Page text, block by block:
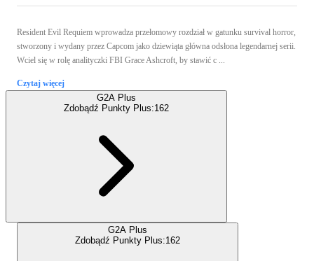
Resident Evil Requiem wprowadza przełomowy rozdział w gatunku survival horror,
stworzony i wydany przez Capcom jako dziewiąta główna odsłona legendarnej serii.
Wciel się w rolę analityczki FBI Grace Ashcroft, by stawić c ...
Czytaj więcej
G2A Plus
Zdobądź Punkty Plus:162
G2A Plus
Zdobądź Punkty Plus:162